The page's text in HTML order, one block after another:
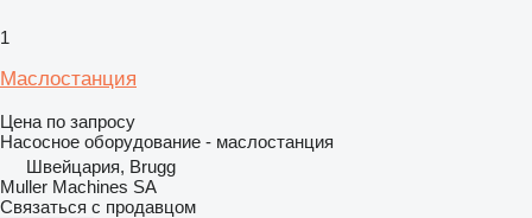
1
Маслостанция
Цена по запросу
Насосное оборудование - маслостанция
Швейцария, Brugg
Muller Machines SA
Связаться с продавцом